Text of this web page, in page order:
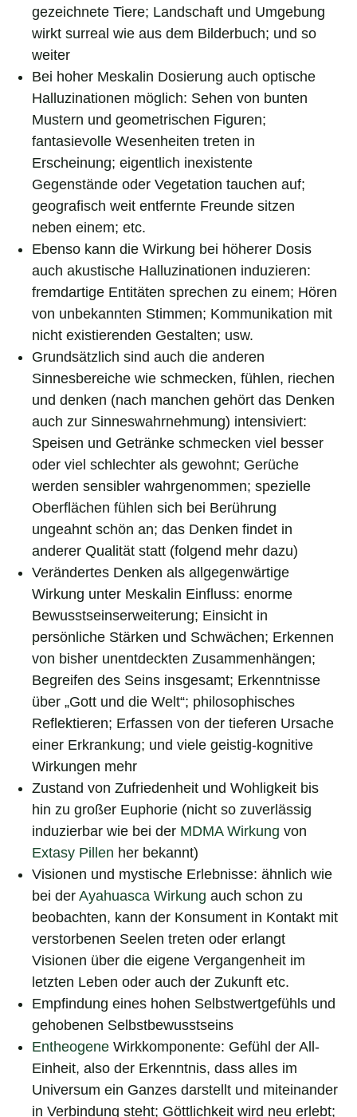
gezeichnete Tiere; Landschaft und Umgebung
wirkt surreal wie aus dem Bilderbuch; und so
weiter
Bei hoher Meskalin Dosierung auch optische
Halluzinationen möglich: Sehen von bunten
Mustern und geometrischen Figuren;
fantasievolle Wesenheiten treten in
Erscheinung; eigentlich inexistente
Gegenstände oder Vegetation tauchen auf;
geografisch weit entfernte Freunde sitzen
neben einem; etc.
Ebenso kann die Wirkung bei höherer Dosis
auch akustische Halluzinationen induzieren:
fremdartige Entitäten sprechen zu einem; Hören
von unbekannten Stimmen; Kommunikation mit
nicht existierenden Gestalten; usw.
Grundsätzlich sind auch die anderen
Sinnesbereiche wie schmecken, fühlen, riechen
und denken (nach manchen gehört das Denken
auch zur Sinneswahrnehmung) intensiviert:
Speisen und Getränke schmecken viel besser
oder viel schlechter als gewohnt; Gerüche
werden sensibler wahrgenommen; spezielle
Oberflächen fühlen sich bei Berührung
ungeahnt schön an; das Denken findet in
anderer Qualität statt (folgend mehr dazu)
Verändertes Denken als allgegenwärtige
Wirkung unter Meskalin Einfluss: enorme
Bewusstseinserweiterung; Einsicht in
persönliche Stärken und Schwächen; Erkennen
von bisher unentdeckten Zusammenhängen;
Begreifen des Seins insgesamt; Erkenntnisse
über „Gott und die Welt“; philosophisches
Reflektieren; Erfassen von der tieferen Ursache
einer Erkrankung; und viele geistig-kognitive
Wirkungen mehr
Zustand von Zufriedenheit und Wohligkeit bis
hin zu großer Euphorie (nicht so zuverlässig
induzierbar wie bei der MDMA Wirkung von
Extasy Pillen her bekannt)
Visionen und mystische Erlebnisse: ähnlich wie
bei der Ayahuasca Wirkung auch schon zu
beobachten, kann der Konsument in Kontakt mit
verstorbenen Seelen treten oder erlangt
Visionen über die eigene Vergangenheit im
letzten Leben oder auch der Zukunft etc.
Empfindung eines hohen Selbstwertgefühls und
gehobenen Selbstbewusstseins
Entheogene Wirkkomponente: Gefühl der All-
Einheit, also der Erkenntnis, dass alles im
Universum ein Ganzes darstellt und miteinander
in Verbindung steht; Göttlichkeit wird neu erlebt;